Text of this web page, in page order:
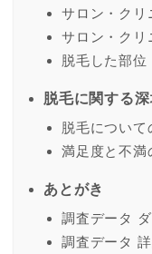
サロン・クリ
サロン・クリ
脱毛した部位
脱毛に関する
脱毛について
満足度と不満
あとがき
調査データ
調査データ